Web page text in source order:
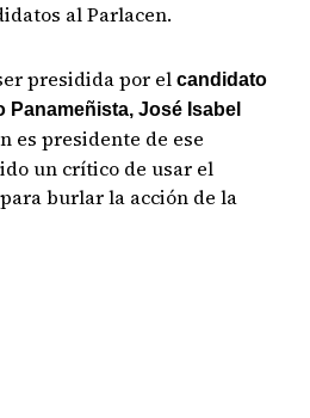
al Parlacen.
presidida por elcandidato
José Isabel
es presidente de ese
un crítico de usar el
burlar la acción de la